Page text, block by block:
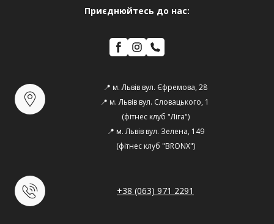
Приєднюйтесь до нас:
📍 м. Львів вул. Єфремова, 28
📍 м. Львів вул. Словацького, 1
(фітнес клуб "Ліга")
📍 м. Львів вул. Зелена, 149
(фітнес клуб "BRONX")
+38 (063) 971 2291